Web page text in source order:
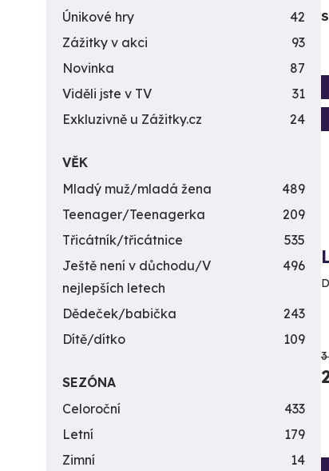
Únikové hry
42
Zážitky v akci
93
Novinka
87
Viděli jste v TV
31
Exkluzivně u Zážitky.cz
24
VĚK
Mladý muž/mladá žena
489
Teenager/Teenagerka
209
Třicátník/třicátnice
535
Ještě není v důchodu/V
nejlepších letech
496
Dědeček/babička
243
Dítě/dítko
109
SEZÓNA
Celoroční
433
Letní
179
Zimní
14